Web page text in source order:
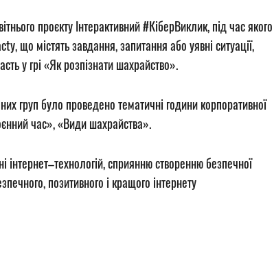
проєкту Інтерактивний #КіберВиклик, під час якого
що містять завдання, запитання або уявні ситуації,
у грі «Як розпізнати шахрайство».
груп було проведено тематичні години корпоративної
час», «Види шахрайства».
сприянню створенню безпечної
позитивного і кращого інтернету